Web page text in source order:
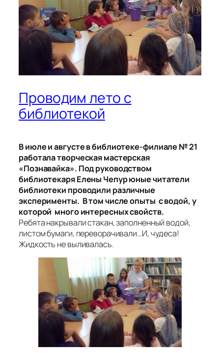
Проводим лето с
библиотекой
В июле и августе в библиотеке-филиале № 21
работала творческая мастерская
«Познавайка». Под руководством
библиотекаря Елены Чепур юные читатели
библиотеки проводили различные
эксперименты. В том числе опыты с водой, у
которой много интересных свойств.
Ребята накрывали стакан, заполненный водой,
листом бумаги, переворачивали…И, чудеса!
Жидкость не выливалась.